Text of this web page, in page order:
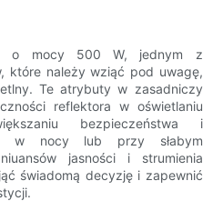
o mocy 500 W, jednym z
które należy wziąć pod uwagę,
Te atrybuty w zasadniczy
reflektora w oświetlaniu
bezpieczeństwa i
w nocy lub przy słabym
jasności i strumienia
świadomą decyzję i zapewnić